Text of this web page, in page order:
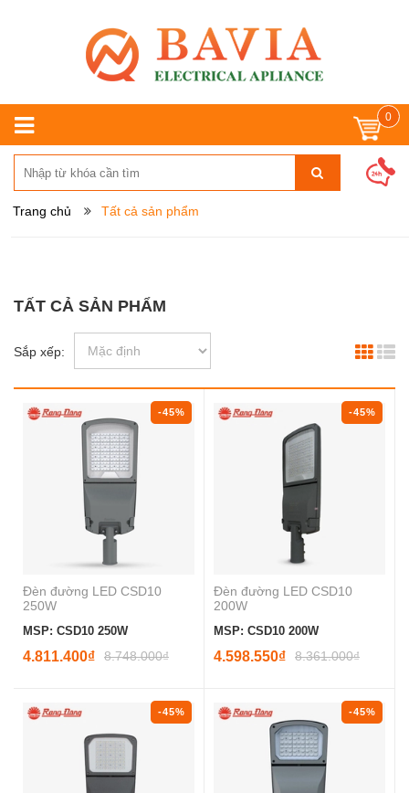
0
Trang chủ Tất cả sản phẩm
TẤT CẢ SẢN PHẨM
Sắp xếp:
-45%
Đèn đường LED CSD10
250W
MSP: CSD10 250W
4.811.400₫ 8.748.000₫
-45%
Đèn đường LED CSD10
200W
MSP: CSD10 200W
4.598.550₫ 8.361.000₫
-45% -45%